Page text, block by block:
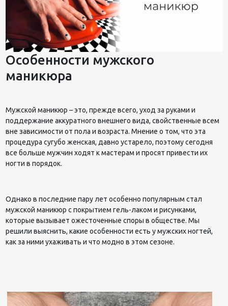
Особенности мужского
маникюра
Мужской маникюр – это, прежде всего, уход за руками и
поддержание аккуратного внешнего вида, свойственные всем
вне зависимости от пола и возраста. Мнение о том, что эта
процедура сугубо женская, давно устарело, поэтому сегодня
все больше мужчин ходят к мастерам и просят привести их
ногти в порядок.
Однако в последние пару лет особенно популярным стал
мужской маникюр с покрытием гель-лаком и рисунками,
которые вызывает ожесточенные споры в обществе. Мы
решили выяснить, какие особенности есть у мужских ногтей,
как за ними ухаживать и что модно в этом сезоне.